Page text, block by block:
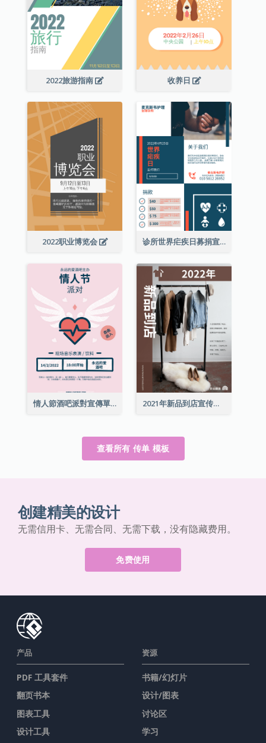
2022旅游指南 收养日
2022职业博览会 诊所世界疟疾日募捐宣传单张
情人節酒吧派對宣傳單張 2021年新品到店宣传单张
查看所有 传单 模板
创建精美的设计
无需信用卡、无需合同、无需下载，没有隐藏费用。
免费使用
产品
PDF 工具套件
翻页书本
图表工具
设计工具
资源
书籍/幻灯片
设计/图表
讨论区
学习